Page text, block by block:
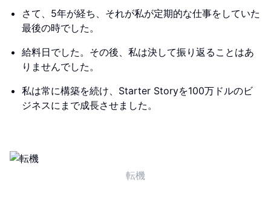
さて、5年が経ち、それが私が定期的な仕事をしていた
最後の時でした。
給料日でした。その後、私は決して振り返ることはあ
りませんでした。
私は常に構築を続け、Starter Storyを100万ドルのビ
ジネスにまで成長させました。
転機